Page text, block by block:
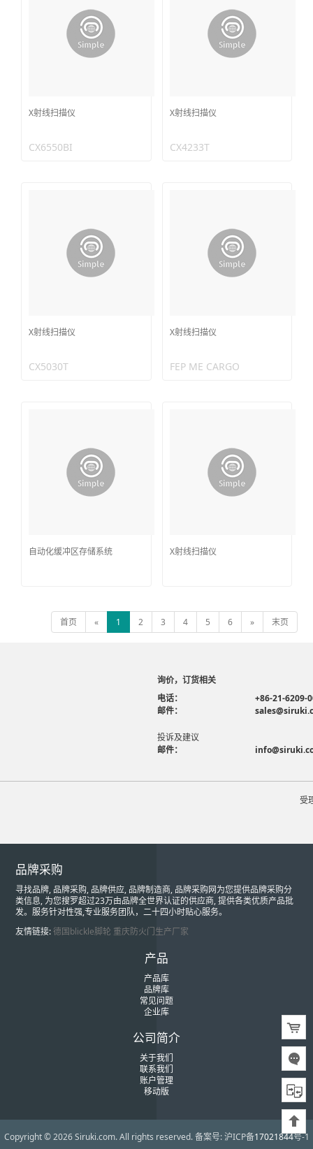
X射线扫描仪
CX6550BI
X射线扫描仪
CX4233T
X射线扫描仪
CX5030T
X射线扫描仪
FEP ME CARGO
自动化缓冲区存储系统 X射线扫描仪
首页 « 1 2 3 4 5 6 » 末页
询价，订货相关
电话：
+86-21-6209-
邮件：
投诉及建议
邮件：
受
品牌采购
寻找品牌, 品牌采购, 品牌供应, 品牌制造商, 品牌采购网为您提供品牌采购分
类信息, 为您搜罗超过23万由品牌全世界认证的供应商, 提供各类优质产品批
发。服务针对性强,专业服务团队，二十四小时贴心服务。
友情链接:德国blickle脚轮 重庆防火门生产厂家
产品
产品库
品牌库
常见问题
企业库
公司简介
关于我们
联系我们
账户管理
移动版
Copyright © 2026 Siruki.com. All rights reserved.备案号: 沪ICP备17021844号-1